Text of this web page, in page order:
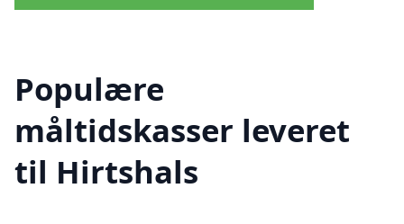
Populære
måltidskasser leveret
til Hirtshals